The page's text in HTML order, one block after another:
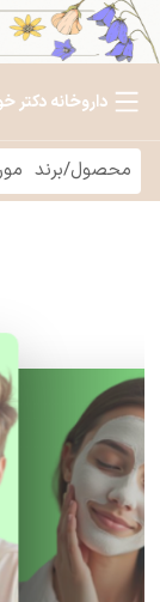
داروخانه دکتر